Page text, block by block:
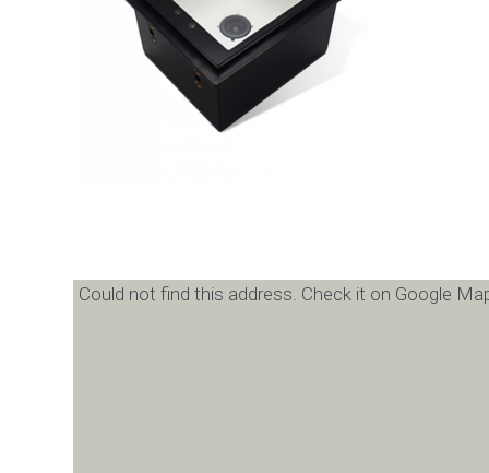
Could not find this address. Check it on Google